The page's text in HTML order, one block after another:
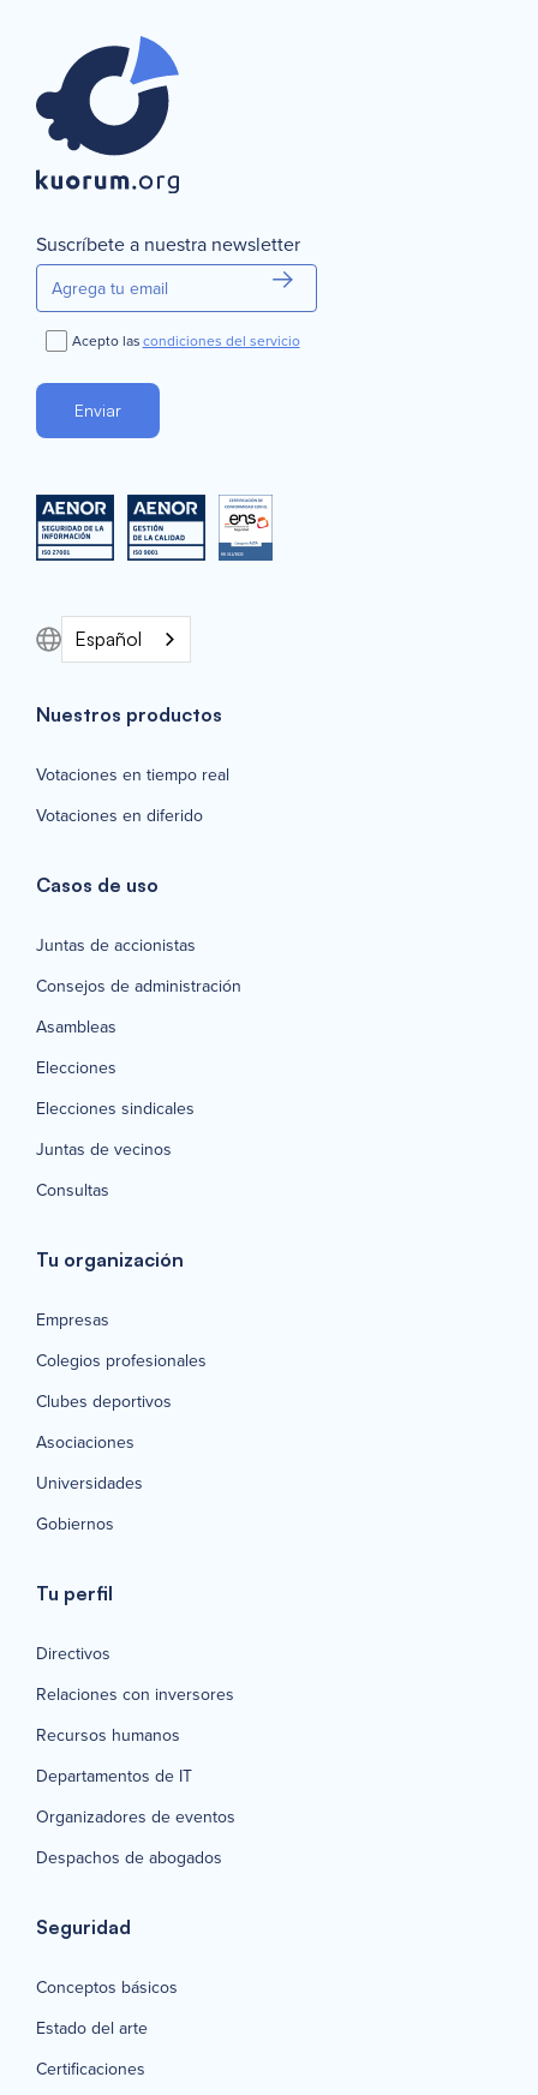
Suscríbete a nuestra newsletter
Acepto lascondiciones del servicio
Español
Nuestros productos
Votaciones en tiempo real
Votaciones en diferido
Casos de uso
Juntas de accionistas
Consejos de administración
Asambleas
Elecciones
Elecciones sindicales
Juntas de vecinos
Consultas
Tu organización
Empresas
Colegios profesionales
Clubes deportivos
Asociaciones
Universidades
Gobiernos
Tu perfil
Directivos
Relaciones con inversores
Recursos humanos
Departamentos de IT
Organizadores de eventos
Despachos de abogados
Seguridad
Conceptos básicos
Estado del arte
Certificaciones